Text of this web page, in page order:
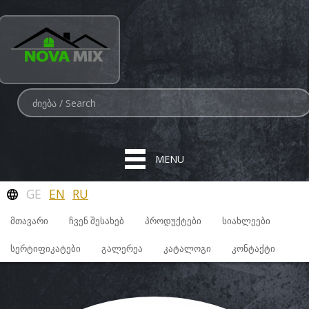
MENU
GE EN RU
ᲛᲗᲐᲕᲐᲠᲘ ᲩᲕᲔᲜ ᲨᲔᲡᲐᲮᲔᲑ ᲞᲠᲝᲓᲣᲥᲢᲔᲑᲘ ᲡᲘᲐᲮᲚᲔᲔᲑᲘ
ᲡᲔᲠᲢᲘᲤᲘᲙᲐᲢᲔᲑᲘ ᲒᲐᲚᲔᲠᲔᲐ ᲙᲐᲢᲐᲚᲝᲒᲘ ᲙᲝᲜᲢᲐᲥᲢᲘ